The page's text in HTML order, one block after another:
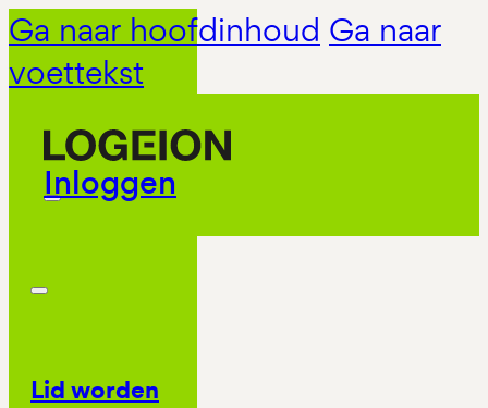
Ga naar hoofdinhoud Ga naar
voettekst
Inloggen
Lid worden